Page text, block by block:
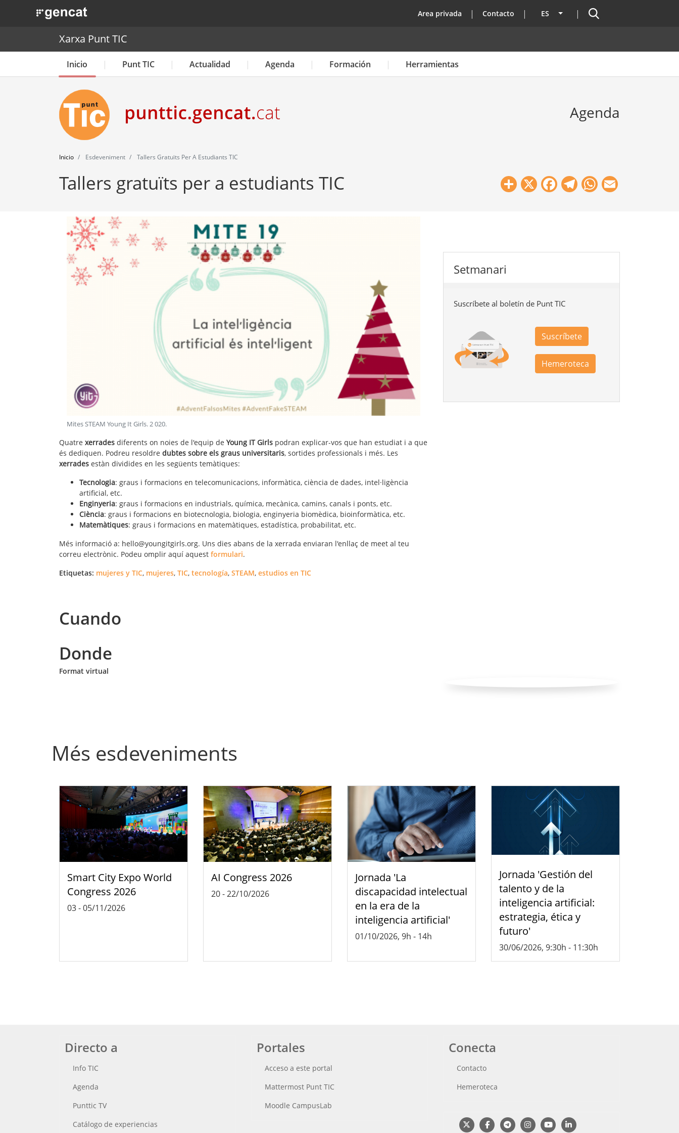
. Obre en una nova finestra. top
Area privada Contacto ES Lista adicional de acciones
Buscador
Xarxa Punt TIC
Inicio Punt TIC Actualidad Agenda Formación Herramientas
Agenda
Inicio Esdeveniment Tallers Gratuïts Per A Estudiants TIC
Tallers gratuïts per a estudiants TIC Share
X Facebook
Telegram
WhatsApp
Mites STEAM Young It Girls.2 020.
Quatre xerrades diferents on noies de l'equip de Young IT Girls podran explicar-vos que han estudiat i a que
és dediquen. Podreu resoldre dubtes sobre els graus universitaris, sortides professionals i més. Les
xerrades estàn dividides en les següents temàtiques:
Tecnologia: graus i formacions en telecomunicacions, informàtica, ciència de dades, intel·ligència
artificial, etc.
Enginyeria: graus i formacions en industrials, química, mecànica, camins, canals i ponts, etc.
Ciència: graus i formacions en biotecnologia, biologia, enginyeria biomèdica, bioinformàtica, etc.
Matemàtiques: graus i formacions en matemàtiques, estadística, probabilitat, etc.
Més informació a: hello@youngitgirls.org. Uns dies abans de la xerrada enviaran l'enllaç de meet al teu
correu electrònic. Podeu omplir aquí aquest formulari.
Etiquetas: mujeres y TIC, mujeres, TIC, tecnología, STEAM, estudios en TIC
Cuando
Donde
Format virtual
Setmanari
Suscríbete al boletín de Punt TIC
Suscríbete
Hemeroteca
Més esdeveniments
Smart City Expo World
Congress 2026
03-05/11/2026
AI Congress 2026
20-22/10/2026
Jornada 'La
discapacidad intelectual
en la era de la
inteligencia artificial'
01/10/2026, 9h - 14h
Jornada 'Gestión del
talento y de la
inteligencia artificial:
estrategia, ética y
futuro'
30/06/2026, 9:30h - 11:30h
Directo a
Info TIC
Agenda
Punttic TV
Catálogo de experiencias
Portales
Acceso a este portal
Mattermost Punt TIC
Moodle CampusLab
Conecta
Contacto
Hemeroteca